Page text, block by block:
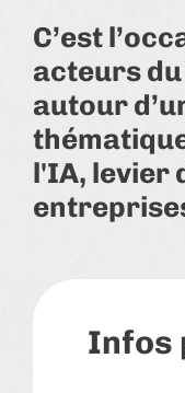
C’est
acteurs
autour
l'IA, levier
Infos